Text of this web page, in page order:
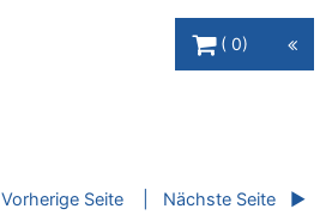
0
Vorherige Seite Nächste Seite